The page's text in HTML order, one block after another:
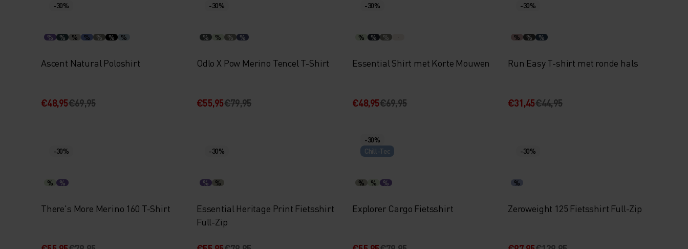
-30%
% % % % % % %
Ascent Natural Poloshirt
€48,95€69,95
-30%
% % % %
Odlo X Pow Merino Tencel T-Shirt
€55,95€79,95
-30%
% % %
Essential Shirt met Korte Mouwen
€48,95€69,95
-30%
% % %
Run Easy T-shirt met ronde hals
€31,45€44,95
-30%
% %
There's More Merino 160 T-Shirt
-30%
% %
Essential Heritage Print Fietsshirt
Full-Zip
-30%
Chill-Tec
% % %
Explorer Cargo Fietsshirt
-30%
%
Zeroweight 125 Fietsshirt Full-Zip